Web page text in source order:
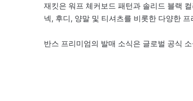
재킷은 워프 체커보드 패턴과 솔리드 블랙
넥, 후디, 양말 및 티셔츠를 비롯한 다양한
반스 프리미엄의 발매 소식은 글로벌 공식